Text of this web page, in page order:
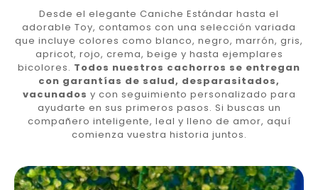
Desde el elegante Caniche Estándar hasta el
adorable Toy, contamos con una selección variada
que incluye colores como blanco, negro, marrón, gris,
apricot, rojo, crema, beige y hasta ejemplares
bicolores. Todos nuestros cachorros se entregan
con garantías de salud, desparasitados,
vacunados y con seguimiento personalizado para
ayudarte en sus primeros pasos. Si buscas un
compañero inteligente, leal y lleno de amor, aquí
comienza vuestra historia juntos.